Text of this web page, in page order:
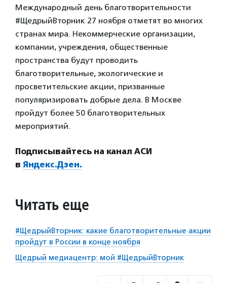
Международный день благотворительности
#ЩедрыйВторник 27 ноября отметят во многих
странах мира. Некоммерческие организации,
компании, учреждения, общественные
пространства будут проводить
благотворительные, экологические и
просветительские акции, призванные
популяризировать добрые дела. В Москве
пройдут более 50 благотворительных
мероприятий.
Подписывайтесь на канал АСИ
в Яндекс.Дзен.
Читать еще
#ЩедрыйВторник: какие благотворительные акции
пройдут в России в конце ноября
Щедрый медиацентр: мой #ЩедрыйВторник